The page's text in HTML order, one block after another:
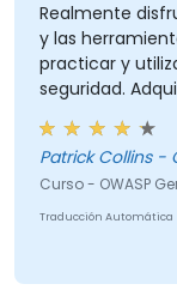
Realmente
y las
practicar y
seguridad.
tenía al inicio, y
esperaba. Mi
navegador
podía hacer. Sin
general, fue un
Patrick Collins -
Curso - OWASP
Traducción Automática